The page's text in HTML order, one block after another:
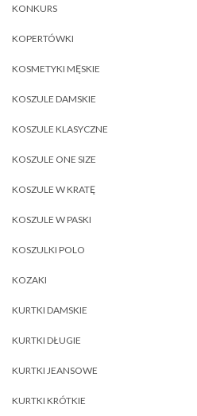
KONKURS
KOPERTÓWKI
KOSMETYKI MĘSKIE
KOSZULE DAMSKIE
KOSZULE KLASYCZNE
KOSZULE ONE SIZE
KOSZULE W KRATĘ
KOSZULE W PASKI
KOSZULKI POLO
KOZAKI
KURTKI DAMSKIE
KURTKI DŁUGIE
KURTKI JEANSOWE
KURTKI KRÓTKIE